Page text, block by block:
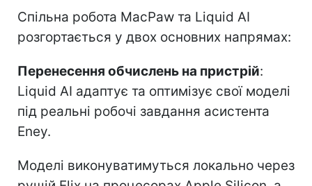
Спільна робота MacPaw та Liquid AI
розгортається у двох основних напрямах:
Перенесення обчислень на пристрій:
Liquid AI адаптує та оптимізує свої моделі
під реальні робочі завдання асистента
Eney.
Моделі виконуватимуться локально через